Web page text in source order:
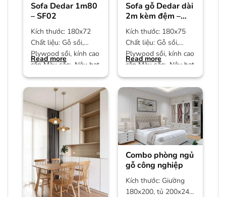
Sofa Dedar 1m80
– SF02
Kích thước: 180x72
Chất liệu: Gỗ sồi,
Plywood sồi, kính cao
cấp Màu sắc: Nâu hạt
dẻ Bảo hành: 12
Read more
Sofa gỗ Dedar dài
2m kèm đệm –
SF01
Kích thước: 180x75
Chất liệu: Gỗ sồi,
Plywood sồi, kính cao
cấp Màu sắc: Nâu hạt
dẻ Bảo hành: 12
Read more
Combo phòng ngủ
gỗ công nghiệp
Kích thước: Giường
180x200, tủ 200x240